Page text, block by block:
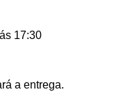
17:30
a entrega.